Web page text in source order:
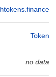
htokens.finance
Token
no data